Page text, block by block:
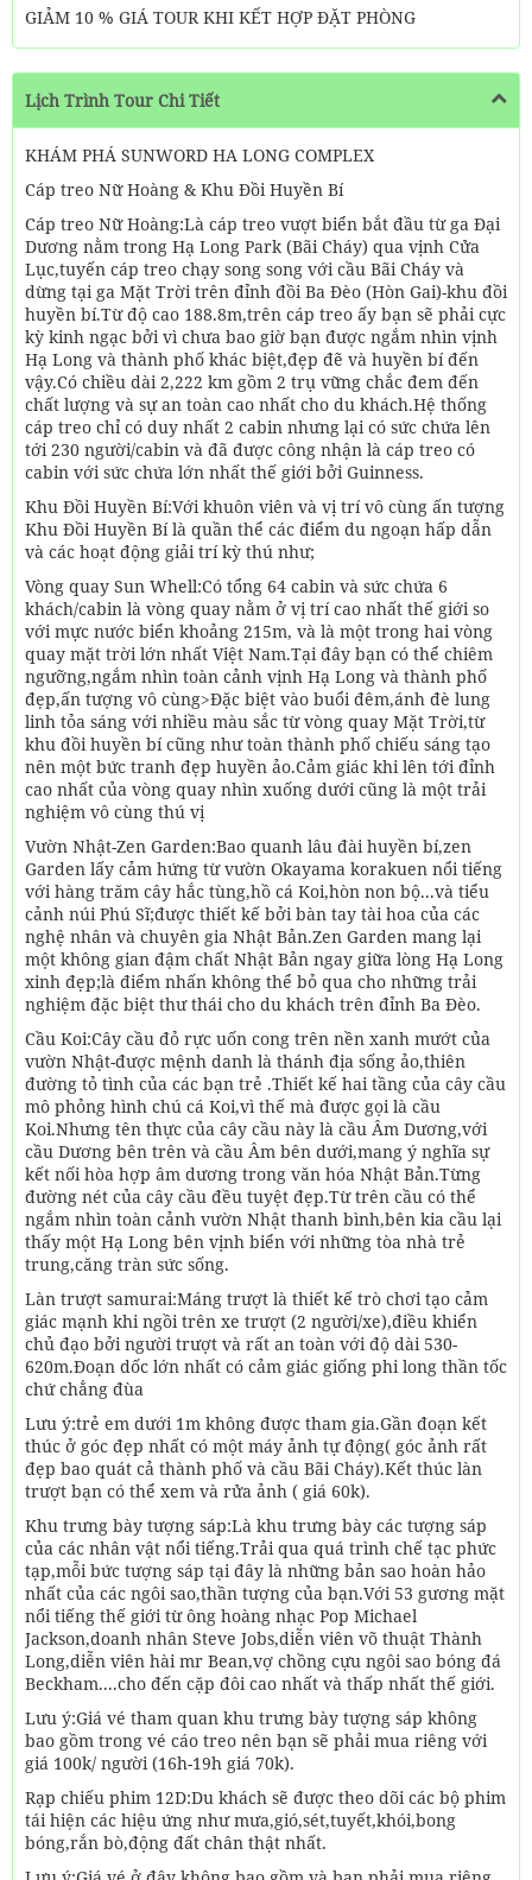
GIẢM 10 % GIÁ TOUR KHI KẾT HỢP ĐẶT PHÒNG
Lịch Trình Tour Chi Tiết
KHÁM PHÁ SUNWORD HA LONG COMPLEX
Cáp treo Nữ Hoàng & Khu Đồi Huyền Bí
Cáp treo Nữ Hoàng:Là cáp treo vượt biển bắt đầu từ ga Đại
Dương nằm trong Hạ Long Park (Bãi Cháy) qua vịnh Cửa
Lục,tuyến cáp treo chạy song song với cầu Bãi Cháy và
dừng tại ga Mặt Trời trên đỉnh đồi Ba Đèo (Hòn Gai)-khu đồi
huyền bí.Từ độ cao 188.8m,trên cáp treo ấy bạn sẽ phải cực
kỳ kinh ngạc bởi vì chưa bao giờ bạn được ngắm nhìn vịnh
Hạ Long và thành phố khác biệt,đẹp đẽ và huyền bí đến
vậy.Có chiều dài 2,222 km gồm 2 trụ vững chắc đem đến
chất lượng và sự an toàn cao nhất cho du khách.Hệ thống
cáp treo chỉ có duy nhất 2 cabin nhưng lại có sức chứa lên
tới 230 người/cabin và đã được công nhận là cáp treo có
cabin với sức chứa lớn nhất thế giới bởi Guinness.
Khu Đồi Huyền Bí:Với khuôn viên và vị trí vô cùng ấn tượng
Khu Đồi Huyền Bí là quần thể các điểm du ngoạn hấp dẫn
và các hoạt động giải trí kỳ thú như;
Vòng quay Sun Whell:Có tổng 64 cabin và sức chứa 6
khách/cabin là vòng quay nằm ở vị trí cao nhất thế giới so
với mực nước biển khoảng 215m, và là một trong hai vòng
quay mặt trời lớn nhất Việt Nam.Tại đây bạn có thể chiêm
ngưỡng,ngắm nhìn toàn cảnh vịnh Hạ Long và thành phố
đẹp,ấn tượng vô cùng>Đặc biệt vào buổi đêm,ánh đè lung
linh tỏa sáng với nhiều màu sắc từ vòng quay Mặt Trời,từ
khu đồi huyền bí cũng như toàn thành phố chiếu sáng tạo
nên một bức tranh đẹp huyền ảo.Cảm giác khi lên tới đỉnh
cao nhất của vòng quay nhìn xuống dưới cũng là một trải
nghiệm vô cùng thú vị
Vườn Nhật-Zen Garden:Bao quanh lâu đài huyền bí,zen
Garden lấy cảm hứng từ vườn Okayama korakuen nổi tiếng
với hàng trăm cây hắc tùng,hồ cá Koi,hòn non bộ...và tiểu
cảnh núi Phú Sĩ;được thiết kế bởi bàn tay tài hoa của các
nghệ nhân và chuyên gia Nhật Bản.Zen Garden mang lại
một không gian đậm chất Nhật Bản ngay giữa lòng Hạ Long
xinh đẹp;là điểm nhấn không thể bỏ qua cho những trải
nghiệm đặc biệt thư thái cho du khách trên đỉnh Ba Đèo.
Cầu Koi:Cây cầu đỏ rực uốn cong trên nền xanh mướt của
vườn Nhật-được mệnh danh là thánh địa sống ảo,thiên
đường tỏ tình của các bạn trẻ .Thiết kế hai tầng của cây cầu
mô phỏng hình chú cá Koi,vì thế mà được gọi là cầu
Koi.Nhưng tên thực của cây cầu này là cầu Âm Dương,với
cầu Dương bên trên và cầu Âm bên dưới,mang ý nghĩa sự
kết nối hòa hợp âm dương trong văn hóa Nhật Bản.Từng
đường nét của cây cầu đều tuyệt đẹp.Từ trên cầu có thể
ngắm nhìn toàn cảnh vườn Nhật thanh bình,bên kia cầu lại
thấy một Hạ Long bên vịnh biển với những tòa nhà trẻ
trung,căng tràn sức sống.
Làn trượt samurai:Máng trượt là thiết kế trò chơi tạo cảm
giác mạnh khi ngồi trên xe trượt (2 người/xe),điều khiển
chủ đạo bởi người trượt và rất an toàn với độ dài 530-
620m.Đoạn dốc lớn nhất có cảm giác giống phi long thần tốc
chứ chẳng đùa
Lưu ý:trẻ em dưới 1m không được tham gia.Gần đoạn kết
thúc ở góc đẹp nhất có một máy ảnh tự động( góc ảnh rất
đẹp bao quát cả thành phố và cầu Bãi Cháy).Kết thúc làn
trượt bạn có thể xem và rửa ảnh ( giá 60k).
Khu trưng bày tượng sáp:Là khu trưng bày các tượng sáp
của các nhân vật nổi tiếng.Trải qua quá trình chế tạc phức
tạp,mỗi bức tượng sáp tại đây là những bản sao hoàn hảo
nhất của các ngôi sao,thần tượng của bạn.Với 53 gương mặt
nổi tiếng thế giới từ ông hoàng nhạc Pop Michael
Jackson,doanh nhân Steve Jobs,diễn viên võ thuật Thành
Long,diễn viên hài mr Bean,vợ chồng cựu ngôi sao bóng đá
Beckham....cho đến cặp đôi cao nhất và thấp nhất thế giới.
Lưu ý:Giá vé tham quan khu trưng bày tượng sáp không
bao gồm trong vé cáo treo nên bạn sẽ phải mua riêng với
giá 100k/ người (16h-19h giá 70k).
Rạp chiếu phim 12D:Du khách sẽ được theo dõi các bộ phim
tái hiện các hiệu ứng như mưa,gió,sét,tuyết,khói,bong
bóng,rắn bò,động đất chân thật nhất.